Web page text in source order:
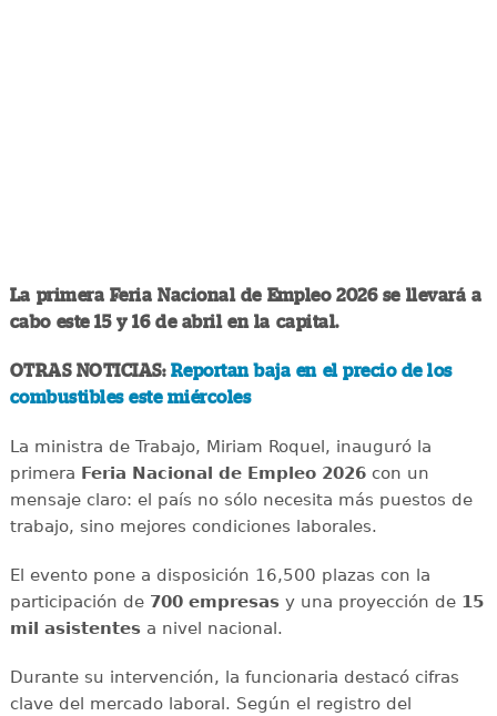
La primera Feria Nacional de Empleo 2026 se llevará a
cabo este 15 y 16 de abril en la capital.
OTRAS NOTICIAS: Reportan baja en el precio de los
combustibles este miércoles
La ministra de Trabajo, Miriam Roquel, inauguró la
primera Feria Nacional de Empleo 2026con un
mensaje claro: el país no sólo necesita más puestos de
trabajo, sino mejores condiciones laborales.
El evento pone a disposición 16,500 plazas con la
participación de 700 empresasy una proyección de15
mil asistentesa nivel nacional.
Durante su intervención, la funcionaria destacó cifras
clave del mercado laboral. Según el registro del